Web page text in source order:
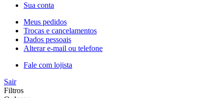
Sua conta
Meus pedidos
Trocas e cancelamentos
Dados pessoais
Alterar e-mail ou telefone
Fale com lojista
Sair
Filtros